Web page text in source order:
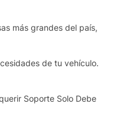
más grandes del país,
de tu vehículo.
Soporte Solo Debe